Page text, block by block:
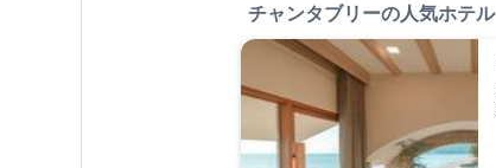
チャンタブリーの人気ホテル